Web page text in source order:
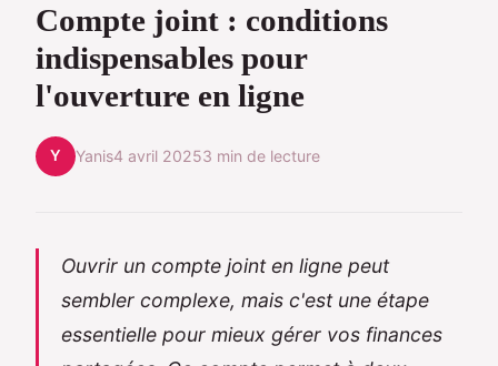
Compte joint : conditions
indispensables pour
l'ouverture en ligne
Y Yanis4 avril 20253 min de lecture
Ouvrir un compte joint en ligne peut
sembler complexe, mais c'est une étape
essentielle pour mieux gérer vos finances